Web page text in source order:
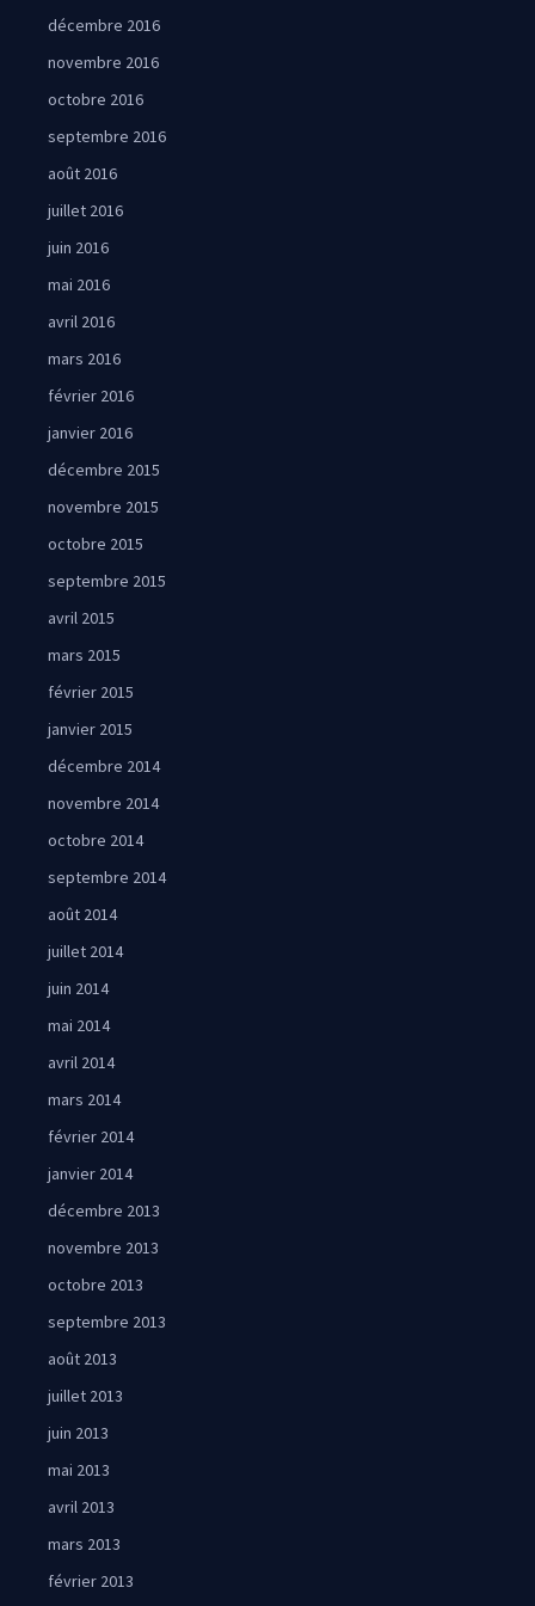
décembre 2016
novembre 2016
octobre 2016
septembre 2016
août 2016
juillet 2016
juin 2016
mai 2016
avril 2016
mars 2016
février 2016
janvier 2016
décembre 2015
novembre 2015
octobre 2015
septembre 2015
avril 2015
mars 2015
février 2015
janvier 2015
décembre 2014
novembre 2014
octobre 2014
septembre 2014
août 2014
juillet 2014
juin 2014
mai 2014
avril 2014
mars 2014
février 2014
janvier 2014
décembre 2013
novembre 2013
octobre 2013
septembre 2013
août 2013
juillet 2013
juin 2013
mai 2013
avril 2013
mars 2013
février 2013